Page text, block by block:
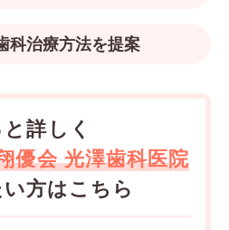
科治療方法を提案
詳しく
優会 光澤歯科医院
方はこちら